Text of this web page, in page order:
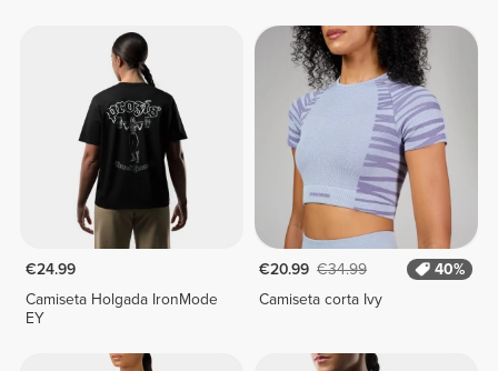
€24.99
Camiseta Holgada IronMode
EY
€20.99 €34.99
40%
Camiseta corta Ivy